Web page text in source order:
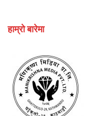
हाम्रो बारेमा